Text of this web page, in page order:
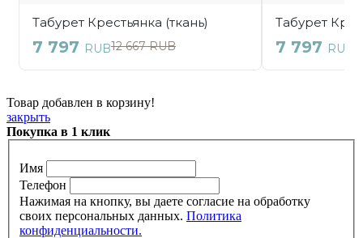
Товар добавлен в корзину!
закрыть
Покупка в 1 клик
Имя
Телефон
Нажимая на кнопку, вы даете согласие на обработку
своих персональных данных. Политика
конфиденциальности.